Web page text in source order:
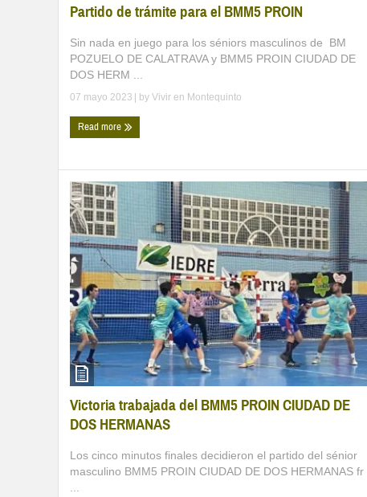
Partido de trámite para el BMM5 PROIN
Sin nada en juego para los séniors masculinos de BM
POZUELO DE CALATRAVA y BMM5 PROIN CIUDAD DE
DOS HERM ...
07 mayo 2023 | by Vivir en Montequinto
Read more
Victoria trabajada del BMM5 PROIN CIUDAD DE
DOS HERMANAS
Los cinco minutos finales decidieron el partido del sénior
masculino BMM5 PROIN CIUDAD DE DOS HERMANAS fr